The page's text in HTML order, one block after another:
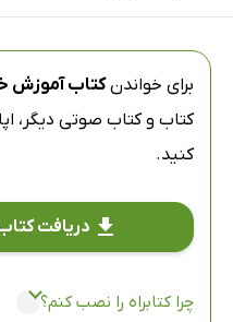
برای خواندنکتاب آموزش
کتاب و کتاب صوتی دیگر،
کنید.
دریافت کتاب
چرا کتابراه را نصب کنم؟